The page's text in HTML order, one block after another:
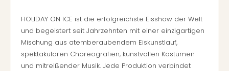
HOLIDAY ON ICE ist die erfolgreichste Eisshow der Welt
und begeistert seit Jahrzehnten mit einer einzigartigen
Mischung aus atemberaubendem Eiskunstlauf,
spektakulären Choreografien, kunstvollen Kostümen
und mitreißender Musik. Jede Produktion verbindet